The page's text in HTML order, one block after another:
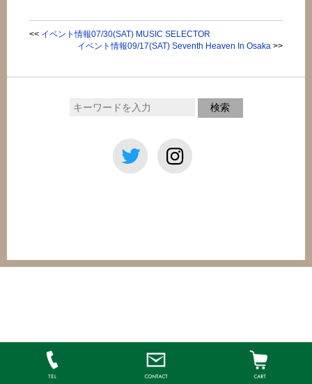
<< イベント情報07/30(SAT) MUSIC SELECTOR
イベント情報09/17(SAT) Seventh Heaven In Osaka>>